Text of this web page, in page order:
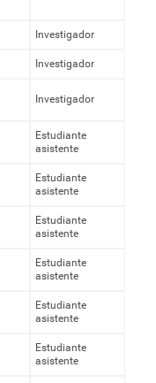
Investigador
Investigador
Investigador
Estudiante
asistente
Estudiante
asistente
Estudiante
asistente
Estudiante
asistente
Estudiante
asistente
Estudiante
asistente